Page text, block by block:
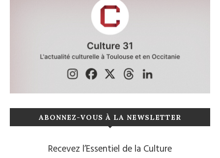
ABONNEZ-VOUS À LA NEWSLETTER
Recevez l’Essentiel de la Culture